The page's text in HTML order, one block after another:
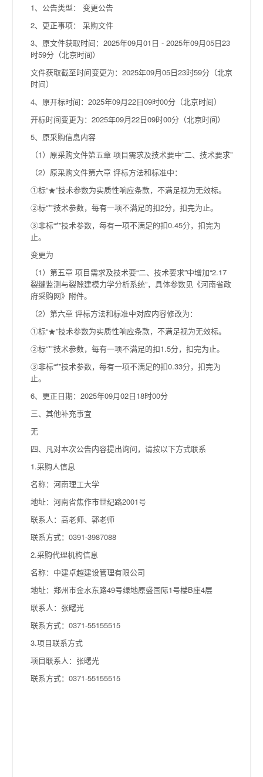
1、公告类型： 变更公告
2、更正事项： 采购文件
3、原文件获取时间：2025年09月01日 - 2025年09月05日23
时59分（北京时间）
文件获取截至时间变更为：2025年09月05日23时59分（北京
时间）
4、原开标时间：2025年09月22日09时00分（北京时间）
开标时间变更为：2025年09月22日09时00分（北京时间）
5、原采购信息内容
（1）原采购文件第五章 项目需求及技术要中“二、技术要求”
（2）原采购文件第六章 评标方法和标准中：
①标“★”技术参数为实质性响应条款，不满足视为无效标。
②标“*”技术参数，每有一项不满足的扣2分，扣完为止。
③非标“*”技术参数，每有一项不满足的扣0.45分，扣完为
止。
变更为
（1）第五章 项目需求及技术要“二、技术要求”中增加“2.17
裂缝监测与裂隙建模力学分析系统”，具体参数见《河南省政
府采购网》附件。
（2）第六章 评标方法和标准中对应内容修改为：
①标“★”技术参数为实质性响应条款，不满足视为无效标。
②标“*”技术参数，每有一项不满足的扣1.5分，扣完为止。
③非标“*”技术参数，每有一项不满足的扣0.33分，扣完为
止。
6、更正日期：2025年09月02日18时00分
三、其他补充事宜
无
四、凡对本次公告内容提出询问，请按以下方式联系
1.采购人信息
名称：河南理工大学
地址：河南省焦作市世纪路2001号
联系人：高老师、郭老师
联系方式：0391-3987088
2.采购代理机构信息
名称：中建卓越建设管理有限公司
地址：郑州市金水东路49号绿地原盛国际1号楼B座4层
联系人：张曙光
联系方式：0371-55155515
3.项目联系方式
项目联系人：张曙光
联系方式：0371-55155515